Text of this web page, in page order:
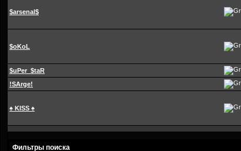
$arsenal$
$oKoL
$uPer_$taR
!SArge!
♠ KISS ♠
Фильтры поиска